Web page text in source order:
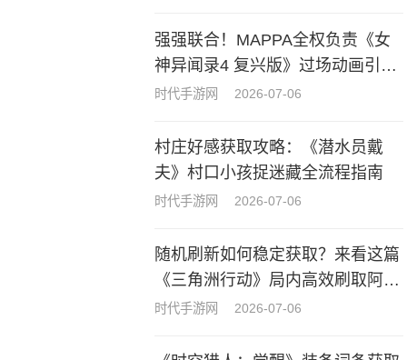
强强联合！MAPPA全权负责《女
神异闻录4 复兴版》过场动画引热
议
时代手游网 2026-07-06
村庄好感获取攻略：《潜水员戴
夫》村口小孩捉迷藏全流程指南
时代手游网 2026-07-06
随机刷新如何稳定获取？来看这篇
《三角洲行动》局内高效刷取阿萨
拉牌盒指南
时代手游网 2026-07-06